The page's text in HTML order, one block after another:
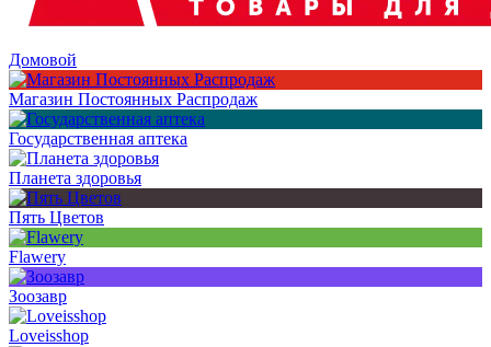
Домовой
Магазин Постоянных Распродаж
Государственная аптека
Планета здоровья
Пять Цветов
Flawery
Зоозавр
Loveisshop